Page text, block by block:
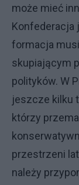
może mieć
Konfederacja
formacja
skupiającym
polityków. W
jeszcze kilku
którzy
przestrzeni lat
należy